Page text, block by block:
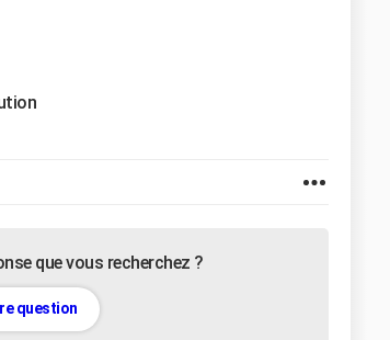
que vous recherchez ?
question